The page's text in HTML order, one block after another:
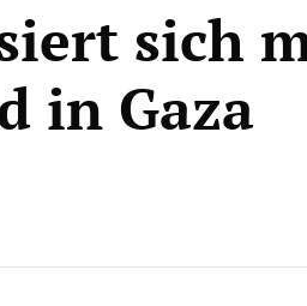
sich
in Gaza